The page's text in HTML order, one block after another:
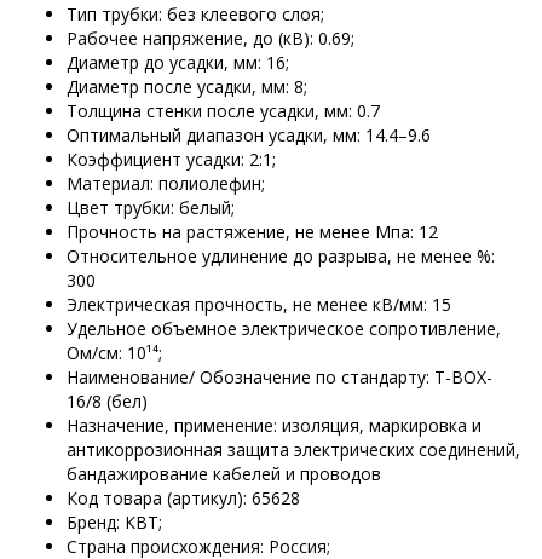
Тип трубки: без клеевого слоя;
Рабочее напряжение, до (кВ): 0.69;
Диаметр до усадки, мм: 16;
Диаметр после усадки, мм: 8;
Толщина стенки после усадки, мм: 0.7
Оптимальный диапазон усадки, мм: 14.4–9.6
Коэффициент усадки: 2:1;
Материал: полиолефин;
Цвет трубки: белый;
Прочность на растяжение, не менее Мпа: 12
Относительное удлинение до разрыва, не менее %:
300
Электрическая прочность, не менее кВ/мм: 15
Удельное объемное электрическое сопротивление,
Ом/см: 10¹⁴;
Наименование/ Обозначение по стандарту: Т-BOX-
16/8 (бел)
Назначение, применение: изоляция, маркировка и
антикоррозионная защита электрических соединений,
бандажирование кабелей и проводов
Код товара (артикул): 65628
Бренд: КВТ;
Страна происхождения: Россия;